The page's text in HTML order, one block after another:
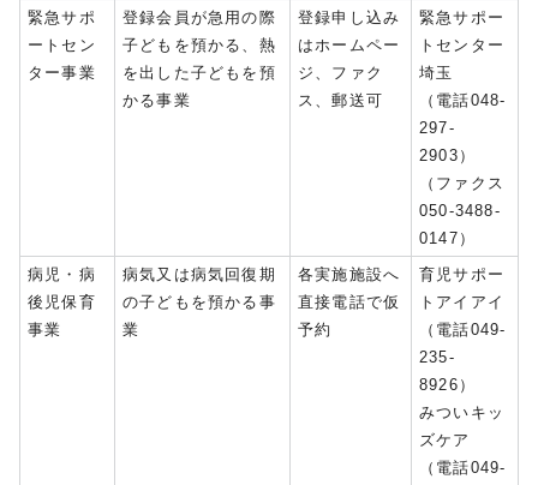
緊急サポ
ートセン
ター事業
登録会員が急用の際
子どもを預かる、熱
を出した子どもを預
かる事業
登録申し込み
はホームペー
ジ、ファク
ス、郵送可
緊急サポー
トセンター
埼玉
（電話048-
297-
2903）
（ファクス
050-3488-
0147）
病児・病
後児保育
事業
病気又は病気回復期
の子どもを預かる事
業
各実施施設へ
直接電話で仮
予約
育児サポー
トアイアイ
（電話049-
235-
8926）
みついキッ
ズケア
（電話049-